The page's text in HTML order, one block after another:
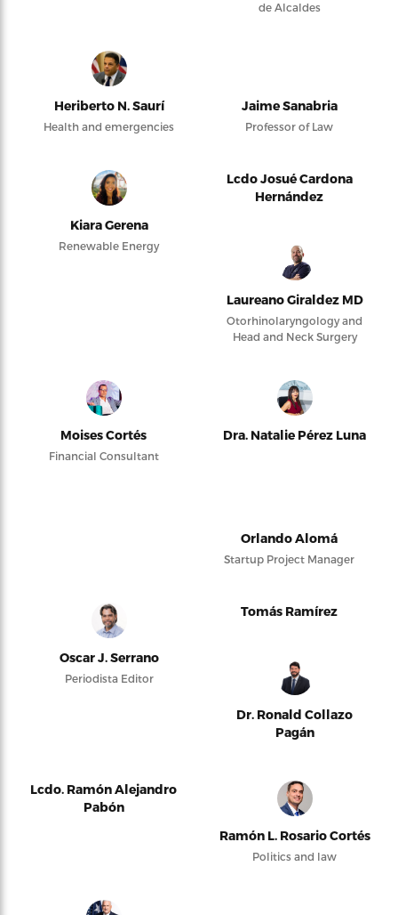
de Alcaldes
Heriberto N. Saurí
Health and emergencies
Jaime Sanabria
Professor of Law
Kiara Gerena
Renewable Energy
Lcdo Josué Cardona
Hernández
Laureano Giraldez MD
Otorhinolaryngology and
Head and Neck Surgery
Moises Cortés
Financial Consultant
Dra. Natalie Pérez Luna
Orlando Alomá
Startup Project Manager
Oscar J. Serrano
Periodista Editor
Tomás Ramírez
Dr. Ronald Collazo
Pagán
Lcdo. Ramón Alejandro
Pabón
Ramón L. Rosario Cortés
Politics and law